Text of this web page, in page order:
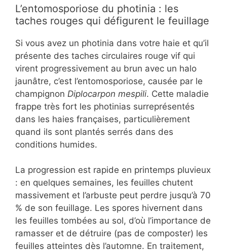
L’entomosporiose du photinia : les
taches rouges qui défigurent le feuillage
Si vous avez un photinia dans votre haie et qu’il
présente des taches circulaires rouge vif qui
virent progressivement au brun avec un halo
jaunâtre, c’est l’entomosporiose, causée par le
champignon Diplocarpon mespili. Cette maladie
frappe très fort les photinias surreprésentés
dans les haies françaises, particulièrement
quand ils sont plantés serrés dans des
conditions humides.
La progression est rapide en printemps pluvieux
: en quelques semaines, les feuilles chutent
massivement et l’arbuste peut perdre jusqu’à 70
% de son feuillage. Les spores hivernent dans
les feuilles tombées au sol, d’où l’importance de
ramasser et de détruire (pas de composter) les
feuilles atteintes dès l’automne. En traitement,